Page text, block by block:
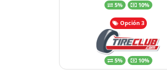
5% 10%
Opción 3
5% 10%